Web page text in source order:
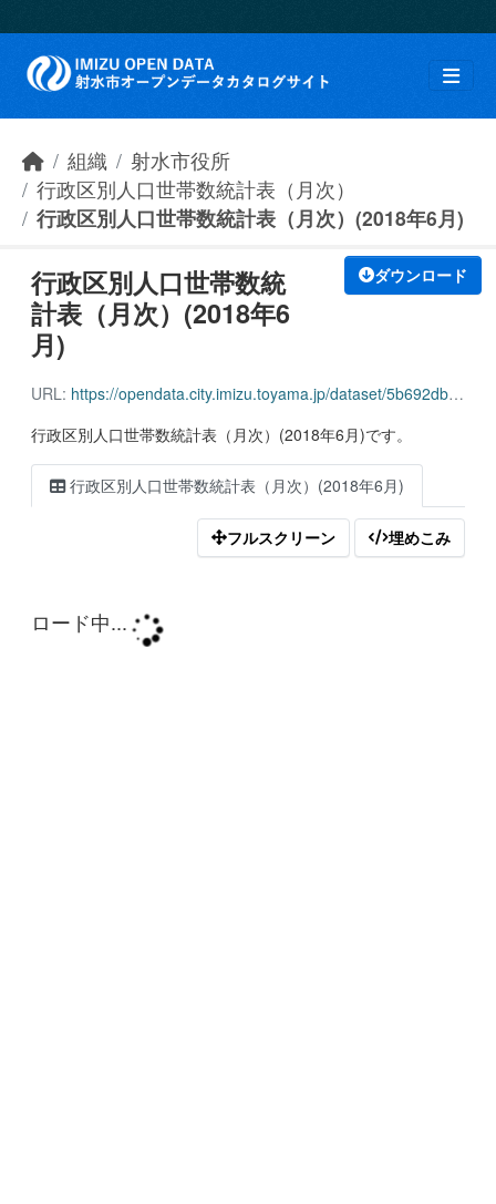
組織
射水市役所
行政区別人口世帯数統計表（月次）
行政区別人口世帯数統計表（月次）(2018年6月)
ダウンロード
行政区別人口世帯数統
計表（月次）(2018年6
月)
URL: https://opendata.city.imizu.toyama.jp/dataset/5b692db4-1303-451a-87ad-9f7969ac6142/resource/882318a5-a44e-4fcb-9154-893fed5e5809/download/162116_household_population_201806.csv
行政区別人口世帯数統計表（月次）(2018年6月)です。
行政区別人口世帯数統計表（月次）(2018年6月)
フルスクリーン 埋めこみ